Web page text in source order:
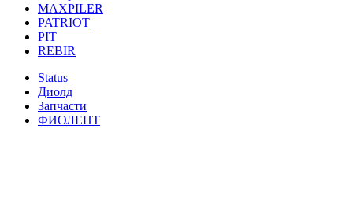
MAXPILER
PATRIOT
PIT
REBIR
Status
Диолд
Запчасти
ФИОЛЕНТ